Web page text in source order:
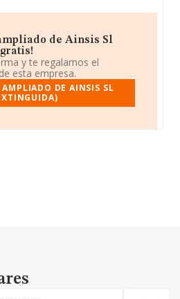
de Ainsis Sl
y te regalamos el
esta empresa.
DE AINSIS SL